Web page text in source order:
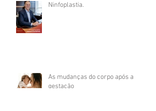
Ninfoplastia.
As mudanças do corpo após a
gestação